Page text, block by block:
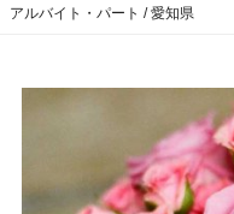
アルバイト・パート / 愛知県